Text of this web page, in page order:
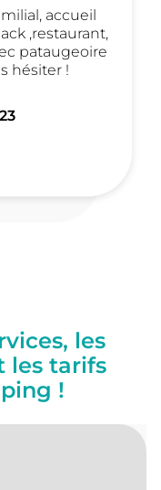
accueil
,restaurant,
pataugeoire
hésiter !
les
les tarifs
!